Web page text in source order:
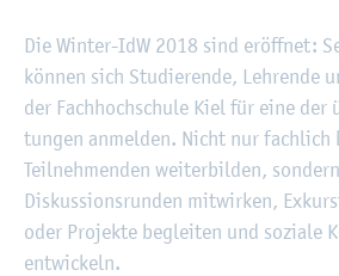
Die Win­ter-IdW 2018 sind er­öff­net:
kön­nen sich Stu­die­ren­de, Leh­ren­de
der Fach­hoch­schu­le Kiel für eine
tun­gen an­mel­den. Nicht nur fach­lich
Teil­neh­men­den wei­ter­bil­den,
Dis­kus­si­ons­run­den mit­wir­ken,
oder Pro­jek­te be­glei­ten und so­zia­le
ent­wi­ckeln.
©